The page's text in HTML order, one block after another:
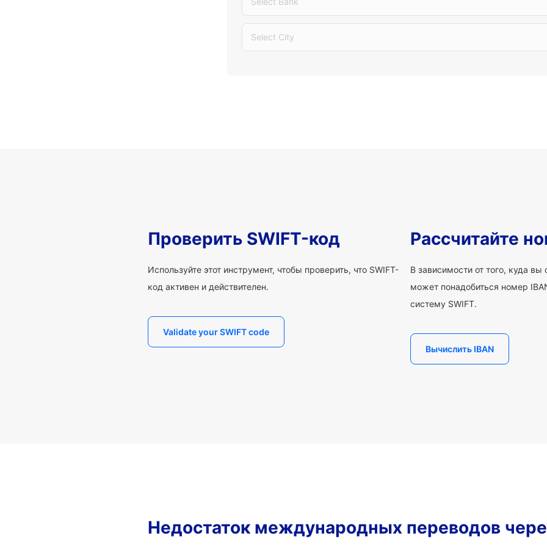
Select City
Проверить SWIFT-код
Используйте этот инструмент, чтобы проверить, что SWIFT-
код активен и действителен.
Validate your SWIFT code
Рассчитайте
В зависимости от того, куда вы
может понадобиться номер
систему SWIFT.
Вычислить IBAN
Недостаток международных переводов